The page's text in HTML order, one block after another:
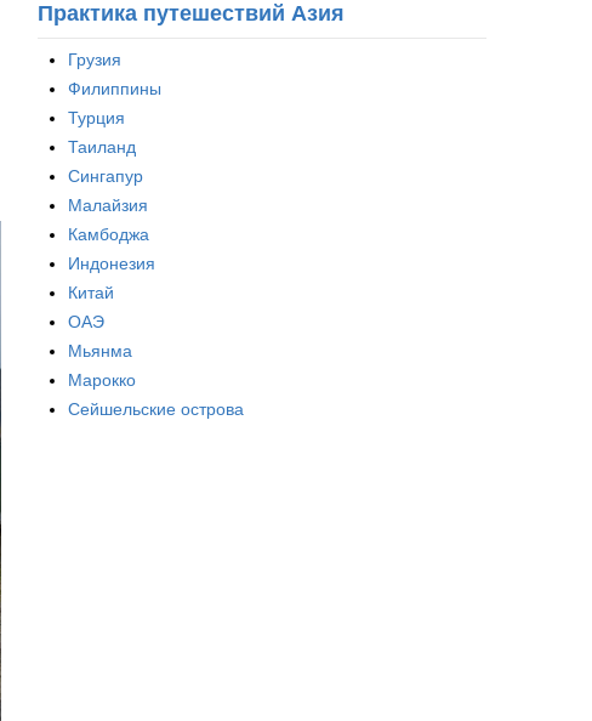
Практика путешествий Азия
Грузия
Филиппины
Турция
Таиланд
Сингапур
Малайзия
Камбоджа
Индонезия
Китай
ОАЭ
Мьянма
Марокко
Сейшельские острова